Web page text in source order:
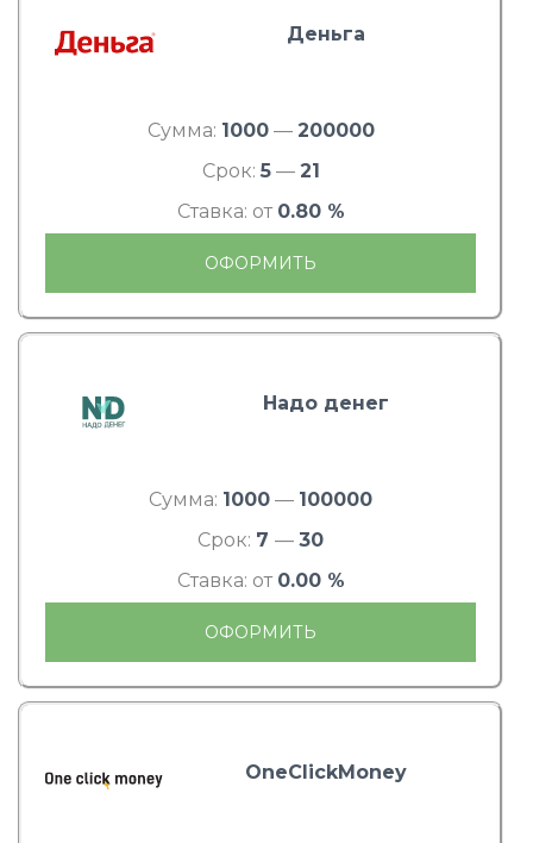
Деньга
Сумма: 1000— 200000
Срок: 5— 21
Ставка: от 0.80 %
ОФОРМИТЬ
Надо денег
Сумма: 1000 — 100000
Срок: 7 — 30
Ставка: от 0.00 %
ОФОРМИТЬ
OneClickMoney